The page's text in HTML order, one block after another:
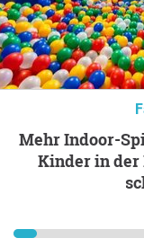
Mehr Indoor-Spielmöglichkeiten für
Kinder in